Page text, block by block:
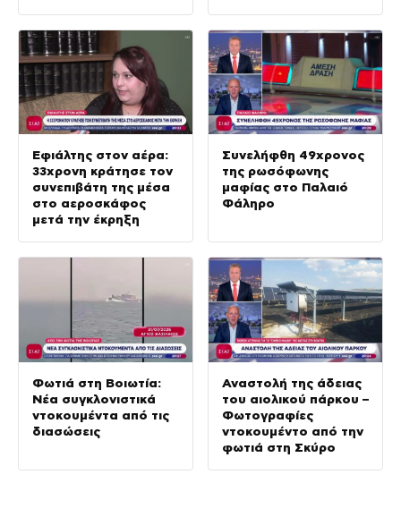
Εφιάλτης στον αέρα:
33χρονη κράτησε τον
συνεπιβάτη της μέσα
στο αεροσκάφος
μετά την έκρηξη
Συνελήφθη 49χρονος
της ρωσόφωνης
μαφίας στο Παλαιό
Φάληρο
Φωτιά στη Βοιωτία:
Νέα συγκλονιστικά
ντοκουμέντα από τις
διασώσεις
Αναστολή της άδειας
του αιολικού πάρκου –
Φωτογραφίες
ντοκουμέντο από την
φωτιά στη Σκύρο